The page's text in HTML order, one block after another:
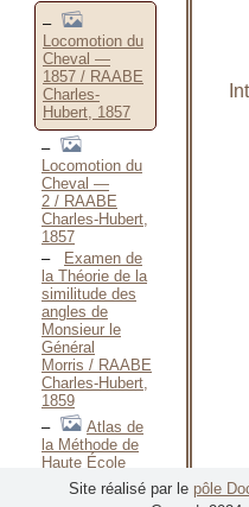
Locomotion du
Cheval —
1857 / RAABE
Charles-
Hubert, 1857
Locomotion du
Cheval —
2 / RAABE
Charles-Hubert,
1857
Examen de
la Théorie de la
similitude des
angles de
Monsieur le
Général
Morris / RAABE
Charles-Hubert,
1859
Atlas de
la Méthode de
Haute École
d’Équitation / RAABE
Charles-Hubert,
Site réalisé par le pôle